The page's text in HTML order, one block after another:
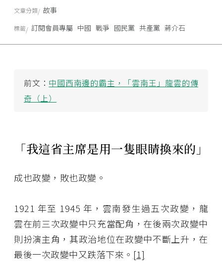
前文： 中國西南邊的霸主，「雲南王」龍雲的傳
奇（上）
「我這省主席是用一隻眼睛換來的」
成也政變，敗也政變。
1921 年至 1945 年，雲南發生過五次政變，龍
雲在前三次政變中只充當配角，在後兩次政變中
則扮演主角，其政治地位在政變中不斷上升，在
最後一次政變中又跌落下來。 [1]
文章分類 故事
標籤 訂閱會員專屬 中國 戰爭 國民黨 共產黨 蔣介石